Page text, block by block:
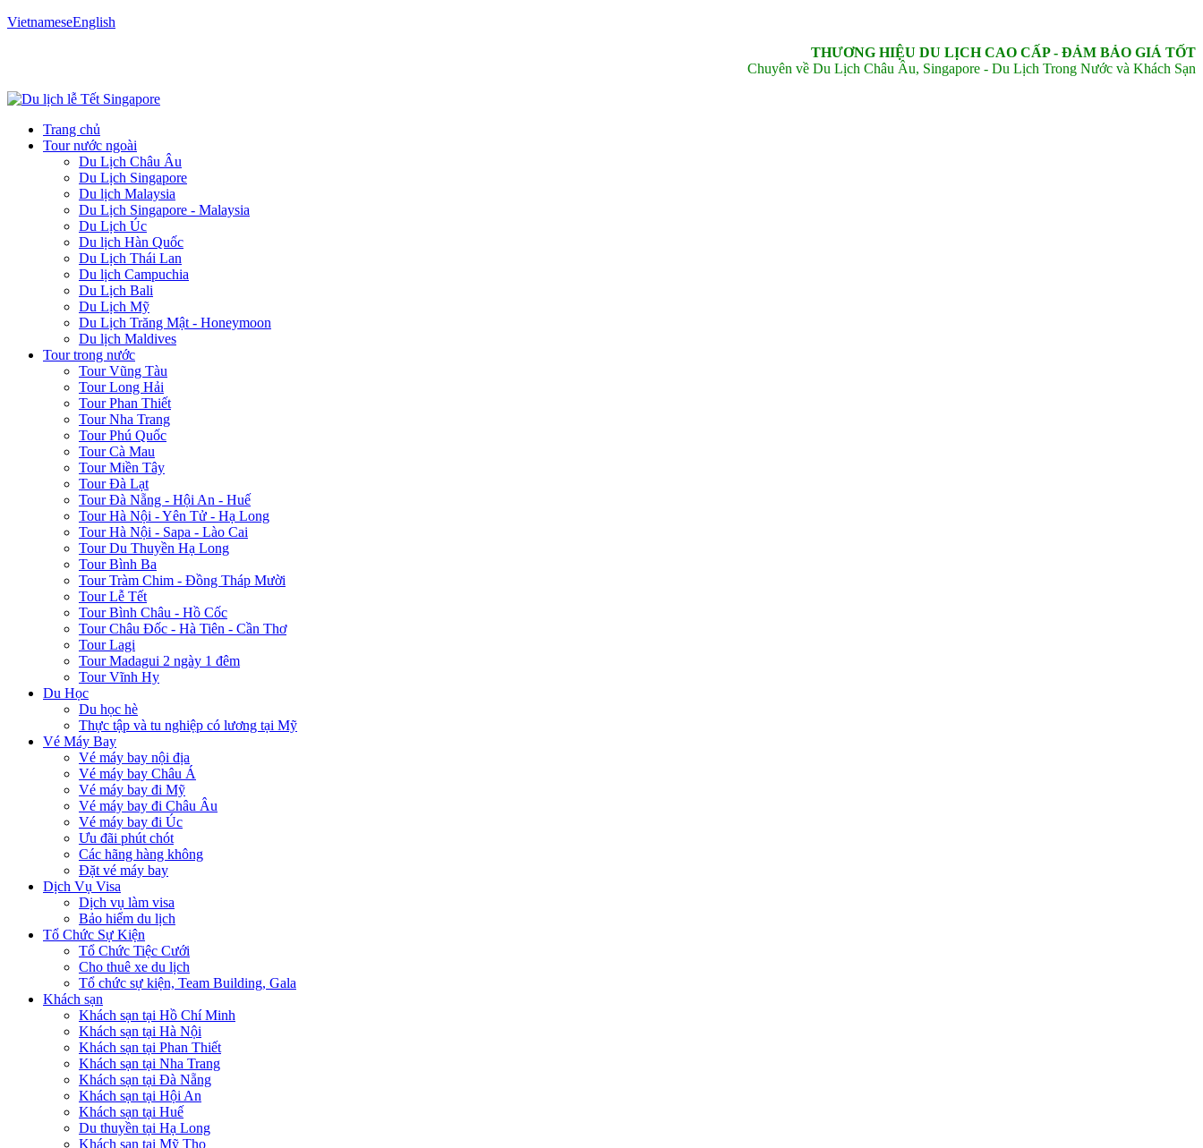
VietnameseEnglish
THƯƠNG HIỆU DU LỊCH CAO CẤP - ĐẢM BẢO GIÁ TỐT
Chuyên về Du Lịch Châu Âu, Singapore - Du Lịch Trong Nước và Khách Sạn
Trang chủ
Tour nước ngoài
Du Lịch Châu Âu
Du Lịch Singapore
Du lịch Malaysia
Du Lịch Singapore - Malaysia
Du Lịch Úc
Du lịch Hàn Quốc
Du Lịch Thái Lan
Du lịch Campuchia
Du Lịch Bali
Du Lịch Mỹ
Du Lịch Trăng Mật - Honeymoon
Du lịch Maldives
Tour trong nước
Tour Vũng Tàu
Tour Long Hải
Tour Phan Thiết
Tour Nha Trang
Tour Phú Quốc
Tour Cà Mau
Tour Miền Tây
Tour Đà Lạt
Tour Đà Nẵng - Hội An - Huế
Tour Hà Nội - Yên Tử - Hạ Long
Tour Hà Nội - Sapa - Lào Cai
Tour Du Thuyền Hạ Long
Tour Bình Ba
Tour Tràm Chim - Đồng Tháp Mười
Tour Lễ Tết
Tour Bình Châu - Hồ Cốc
Tour Châu Đốc - Hà Tiên - Cần Thơ
Tour Lagi
Tour Madagui 2 ngày 1 đêm
Tour Vĩnh Hy
Du Học
Du học hè
Thực tập và tu nghiệp có lương tại Mỹ
Vé Máy Bay
Vé máy bay nội địa
Vé máy bay Châu Á
Vé máy bay đi Mỹ
Vé máy bay đi Châu Âu
Vé máy bay đi Úc
Ưu đãi phút chót
Các hãng hàng không
Đặt vé máy bay
Dịch Vụ Visa
Dịch vụ làm visa
Bảo hiểm du lịch
Tổ Chức Sự Kiện
Tổ Chức Tiệc Cưới
Cho thuê xe du lịch
Tổ chức sự kiện, Team Building, Gala
Khách sạn
Khách sạn tại Hồ Chí Minh
Khách sạn tại Hà Nội
Khách sạn tại Phan Thiết
Khách sạn tại Nha Trang
Khách sạn tại Đà Nẵng
Khách sạn tại Hội An
Khách sạn tại Huế
Du thuyền tại Hạ Long
Khách sạn tại Mỹ Tho